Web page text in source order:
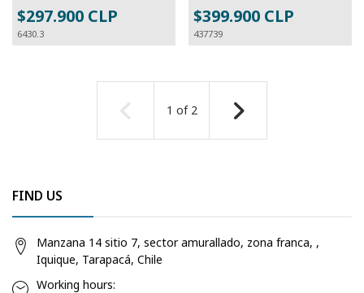
$297.900 CLP
6430.3
$399.900 CLP
437739
1 of 2
FIND US
Manzana 14 sitio 7, sector amurallado, zona franca, ,
Iquique, Tarapacá, Chile
Working hours: